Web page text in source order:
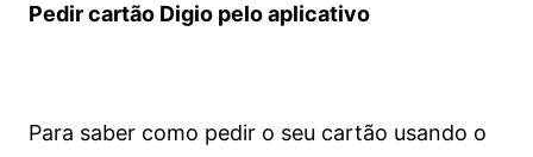
Pedir cartão Digio pelo aplicativo
Para saber como pedir o seu cartão usando o